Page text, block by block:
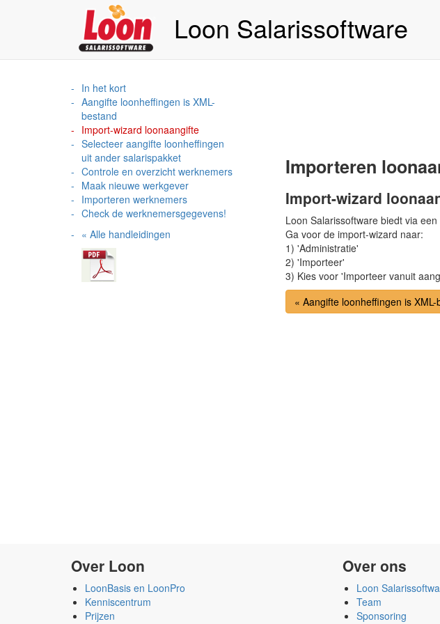
Loon Salarissoftware
In het kort
Aangifte loonheffingen is XML-
bestand
Import-wizard loonaangifte
Selecteer aangifte loonheffingen
uit ander salarispakket
Controle en overzicht werknemers
Maak nieuwe werkgever
Importeren werknemers
Check de werknemersgegevens!
« Alle handleidingen
Importeren
Import-wizard
Loon Salarissoftware biedt via
Ga voor de import-wizard naar:
1) 'Administratie'
2) 'Importeer'
3) Kies voor 'Importeer vanuit
« Aangifte loonheffingen is XML-
Over Loon
LoonBasis en LoonPro
Kenniscentrum
Prijzen
Over ons
Loon
Team
Sponsoring